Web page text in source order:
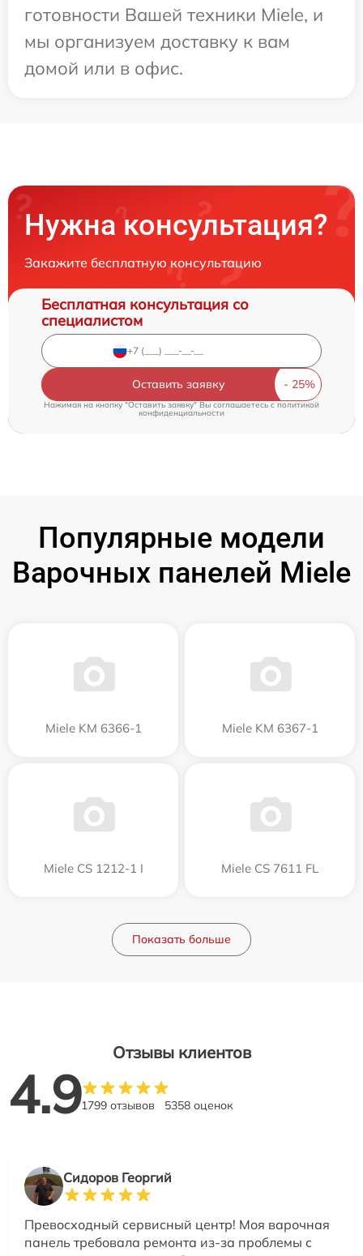
готовности Вашей техники Miele, и
мы организуем доставку к вам
домой или в офис.
Нужна консультация?
Закажите бесплатную консультацию
Бесплатная консультация со
специалистом
Оставить заявку
Нажимая на кнопку "Оставить заявку" Вы соглашаетесь cполитикой
конфиденциальности
Популярные модели
Варочных панелей Miele
Miele KM 6366-1 Miele KM 6367-1
Miele CS 1212-1 I Miele CS 7611 FL
Показать больше
Отзывы клиентов
4.91799 отзывов 5358 оценок
Сидоров Георгий
Превосходный сервисный центр! Моя варочная
панель требовала ремонта из-за проблемы с